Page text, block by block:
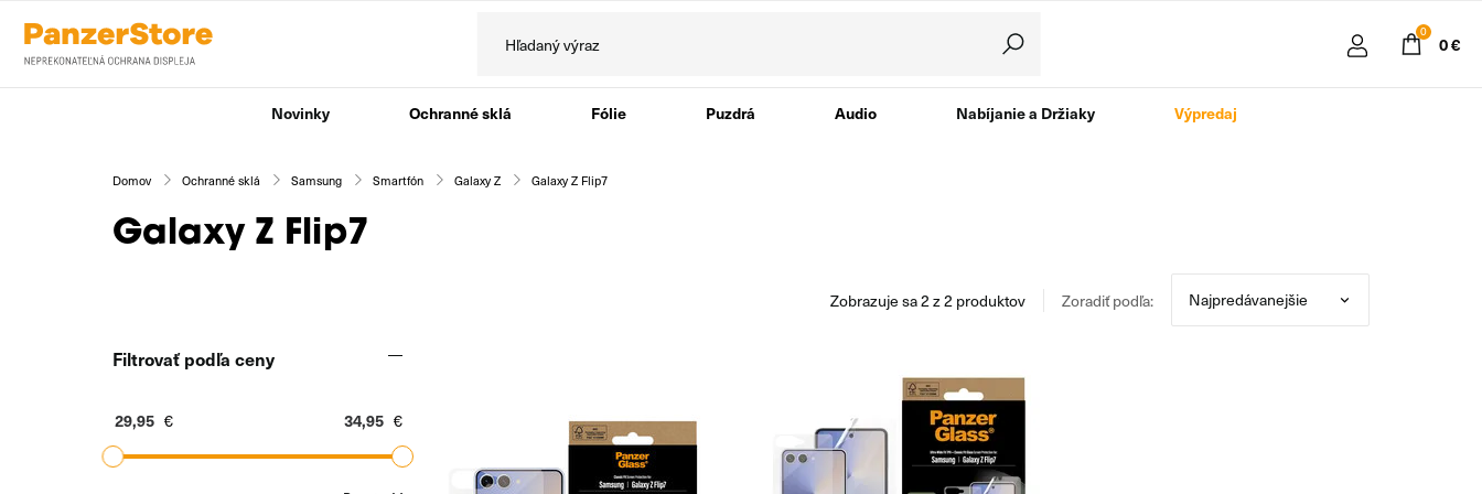
0
0 €
Novinky Ochranné sklá Fólie Puzdrá Audio Nabíjanie a Držiaky Výpredaj
Domov Ochranné sklá Samsung Smartfón Galaxy Z Galaxy Z Flip7
Galaxy Z Flip7
Filtrovať podľa ceny
€ €
zobrazuje sa2 z 2 produktov Zoradiť podľa: